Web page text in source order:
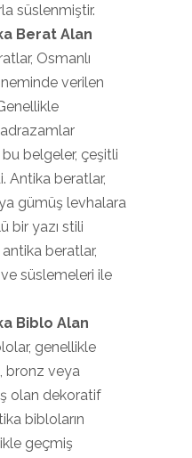
süslenmiştir.
Berat Alan
Osmanlı
verilen
belgeler, çeşitli
Antika beratlar,
gümüş levhalara
bir yazı stili
antika beratlar,
süslemeleri ile
Biblo Alan
genellikle
bronz veya
olan dekoratif
bibloların
geçmiş